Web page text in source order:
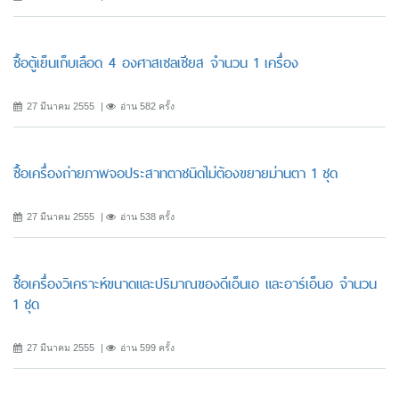
ซื้อตู้เย็นเก็บเลือด 4 องศาสเซลเซียส จำนวน 1 เครื่อง
27 มีนาคม 2555 อ่าน 582 ครั้ง
ซื้อเครื่องถ่ายภาพจอประสาทตาชนิดไม่ต้องขยายม่านตา 1 ชุด
27 มีนาคม 2555 อ่าน 538 ครั้ง
ซื้อเครื่องวิเคราะห์ขนาดและปริมาณของดีเอ็นเอ และอาร์เอ็นอ จำนวน
1 ชุด
27 มีนาคม 2555 อ่าน 599 ครั้ง